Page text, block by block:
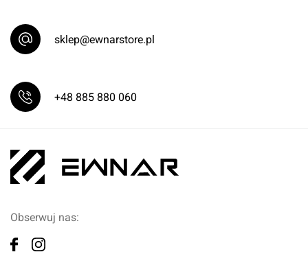
sklep@ewnarstore.pl
+48 885 880 060
Obserwuj nas: